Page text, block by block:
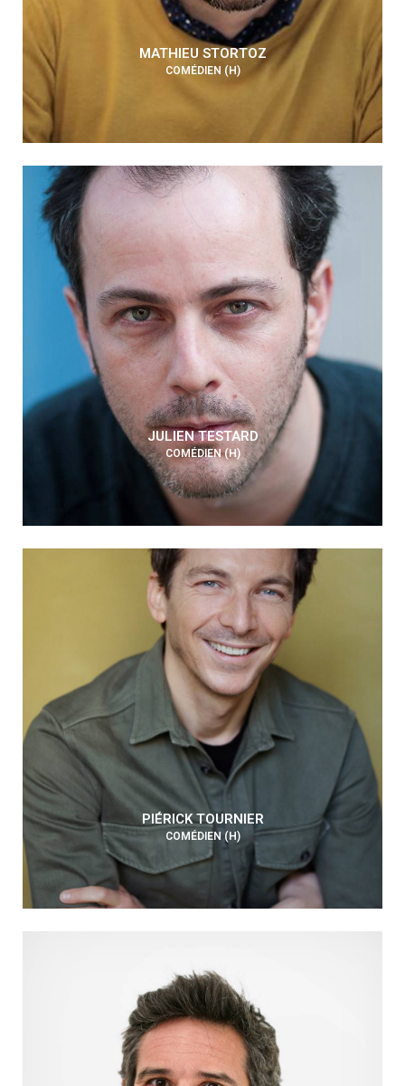
MATHIEU STORTOZ
COMÉDIEN (H)
JULIEN TESTARD
COMÉDIEN (H)
PIÉRICK TOURNIER
COMÉDIEN (H)